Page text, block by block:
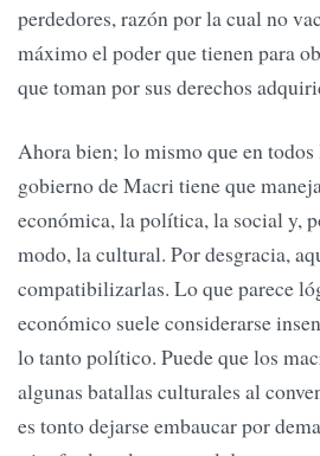
perdedores, razón por la cual no
máximo el poder que tienen para
que toman por sus derechos
Ahora bien; lo mismo que en todos
gobierno de Macri tiene que
económica, la política, la social y,
modo, la cultural. Por desgracia,
compatibilizarlas. Lo que parece
económico suele considerarse
lo tanto político. Puede que los
algunas batallas culturales al
es tonto dejarse embaucar por